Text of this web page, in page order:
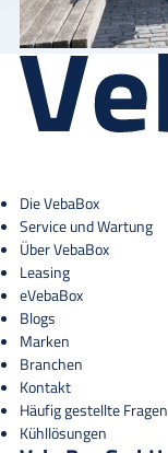
Die VebaBox
Service und Wartung
Über VebaBox
Leasing
eVebaBox
Blogs
Marken
Branchen
Kontakt
Häufig gestellte Fragen
Kühllösungen